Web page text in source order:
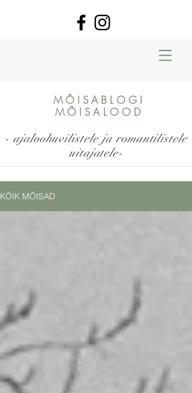
MÕISABLOGI
MÕISALOOD
- ajaloohuvilistele ja romantilistele
uitajatele-
KÕIK MÕISAD